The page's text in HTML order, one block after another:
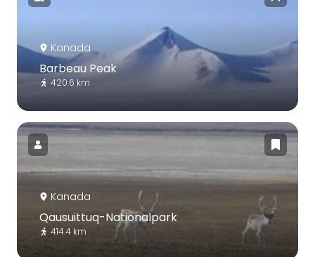
Kanada
Barbeau Peak
420.6 km
Kanada
Qausuittuq-Nationalpark
414.4 km